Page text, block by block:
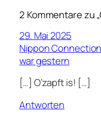
2 Kommentare zu
29. Mai 2025
Nippon
war gestern
[…] O’zapft is! […]
Antworten